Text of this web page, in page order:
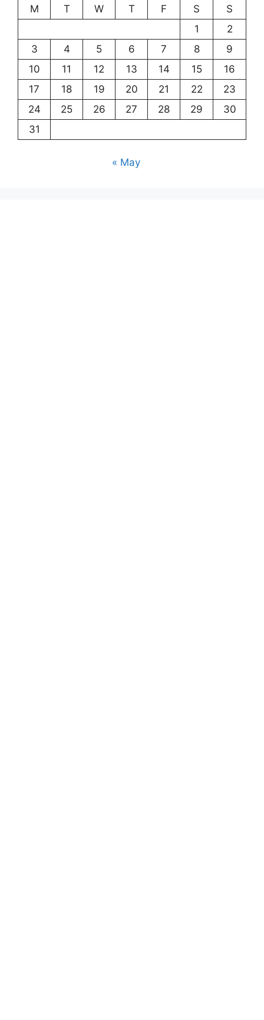
M T W T F S
S
1
2
3
4 5 6 7 8
9
10
11 12 13 14 15
16
17
18 19 20 21 22
23
24
25 26 27 28 29
30
31
« May